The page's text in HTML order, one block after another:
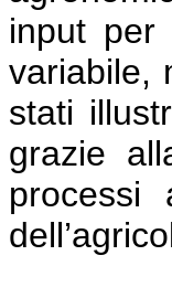
input per
variabile,
stati
grazie
processi